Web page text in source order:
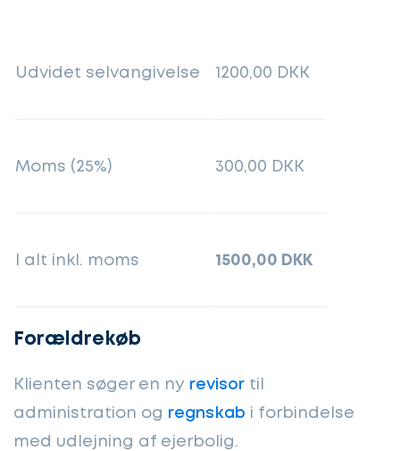
Udvidet selvangivelse 1200,00 DKK
Moms (25%) 300,00 DKK
I alt inkl. moms 1500,00 DKK
Forældrekøb
Klienten søger en ny revisor til
administration og regnskab i forbindelse
med udlejning af ejerbolig.